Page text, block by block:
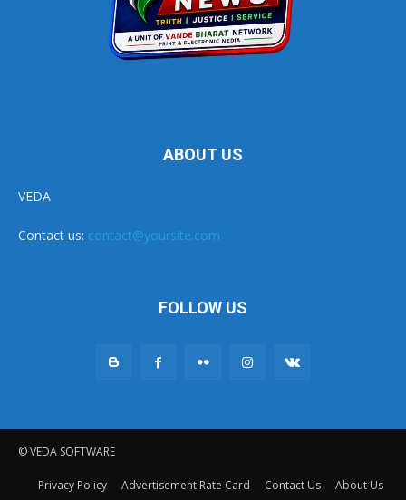
ABOUT US
VEDA
Contact us: contact@yoursite.com
FOLLOW US
© VEDA SOFTWARE
Privacy Policy Advertisement Rate Card Contact Us About Us